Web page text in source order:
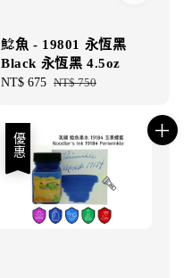
鯰魚 - 19801 永恆黑
Black 永恆黑 4.5oz
Sale
NT$ 675 Regular
NT$ 750
優惠